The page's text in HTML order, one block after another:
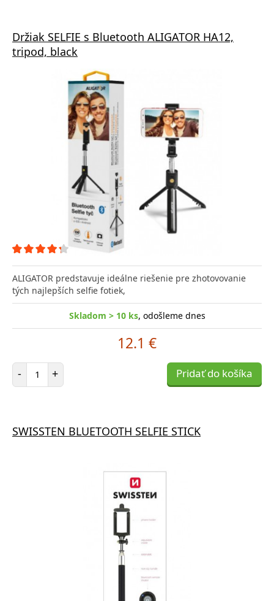
Držiak SELFIE s Bluetooth ALIGATOR HA12,
tripod, black
ALIGATOR predstavuje ideálne riešenie pre zhotovovanie
tých najlepších selfie fotiek,
Skladom > 10 ks, odošleme dnes
12.1 €
- Počet položiek
+ Pridať do košíka
SWISSTEN BLUETOOTH SELFIE STICK